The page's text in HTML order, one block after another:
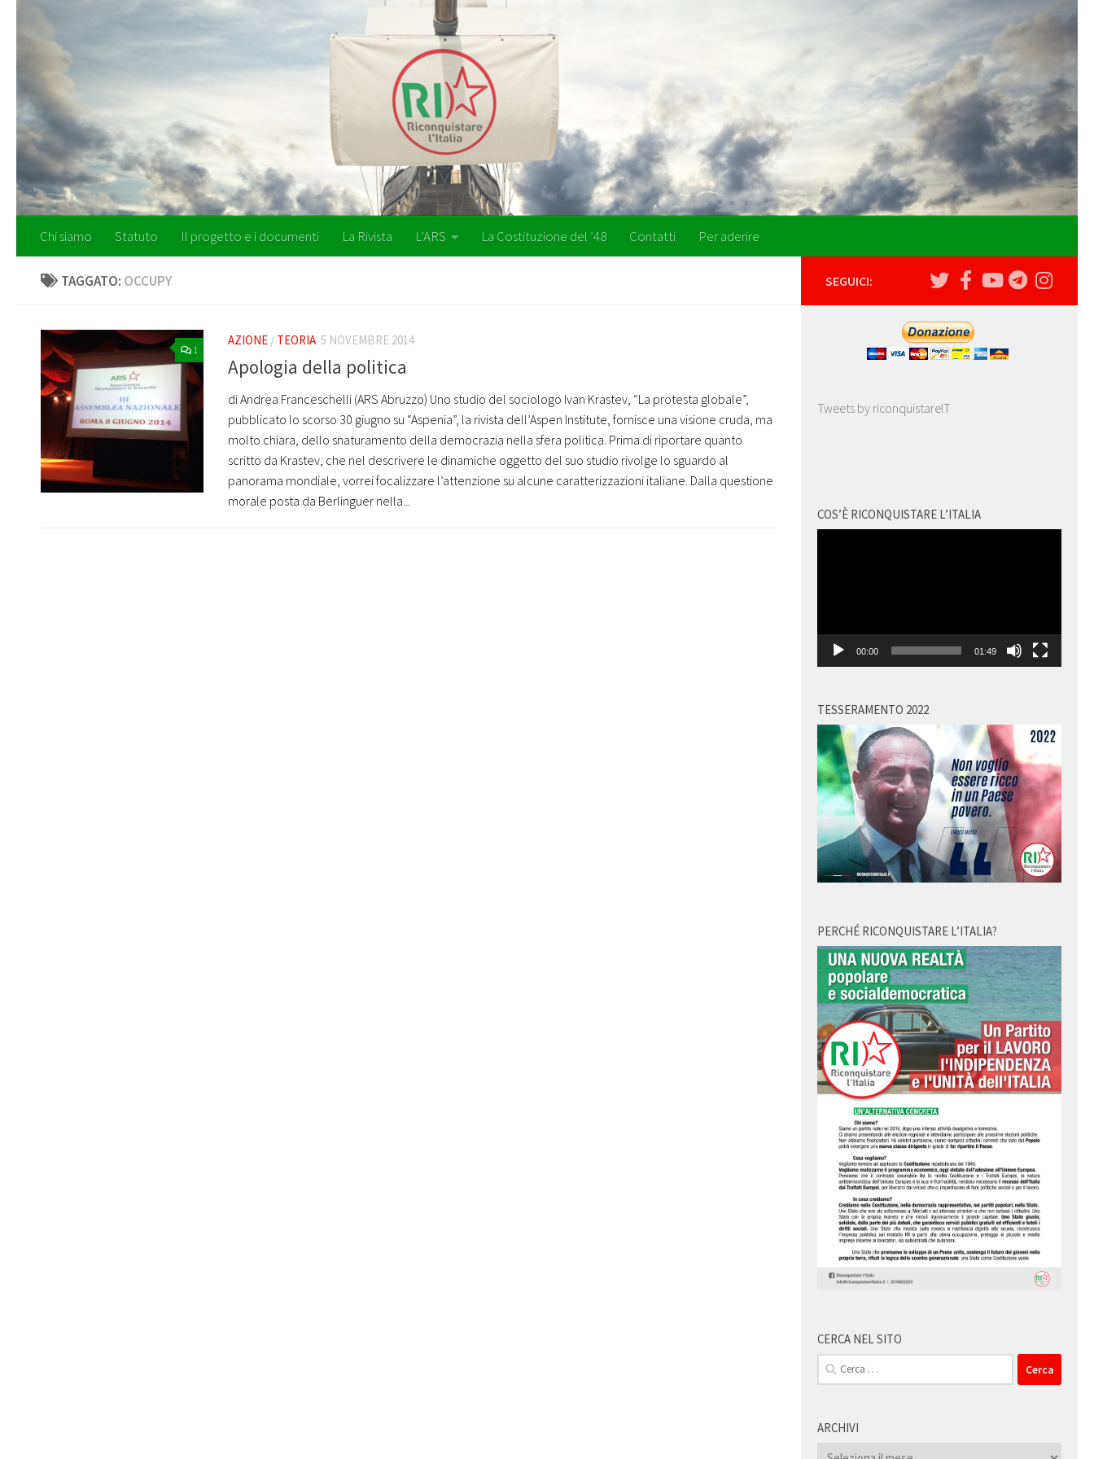
Salta al contenuto
Chi siamo Statuto Il progetto e i documenti La Rivista L’ARS La Costituzione del ’48 Contatti Per aderire
TAGGATO: OCCUPY
1
AZIONE / TEORIA 5 NOVEMBRE 2014
Apologia della politica
di Andrea Franceschelli (ARS Abruzzo) Uno studio del sociologo Ivan Krastev, “La protesta globale”,
pubblicato lo scorso 30 giugno su “Aspenia”, la rivista dell’Aspen Institute, fornisce una visione cruda, ma
molto chiara, dello snaturamento della democrazia nella sfera politica. Prima di riportare quanto
scritto da Krastev, che nel descrivere le dinamiche oggetto del suo studio rivolge lo sguardo al
panorama mondiale, vorrei focalizzare l’attenzione su alcune caratterizzazioni italiane. Dalla questione
morale posta da Berlinguer nella...
SEGUICI:
Tweets by riconquistareIT
COS’È RICONQUISTARE L’ITALIA
00:00 01:49
TESSERAMENTO 2022
PERCHÉ RICONQUISTARE L’ITALIA?
CERCA NEL SITO
Ricerca
per:
ARCHIVI
Archivi